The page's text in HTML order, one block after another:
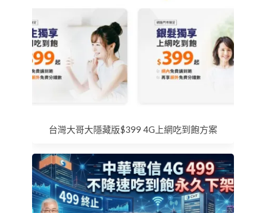
台灣大哥大隱藏版$399 4G上網吃到飽方案